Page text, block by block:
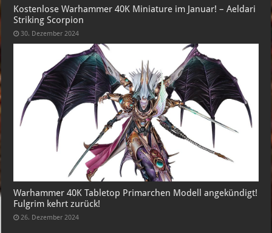
Kostenlose Warhammer 40K Miniature im Januar! – Aeldari
Striking Scorpion
30. Dezember 2024
Warhammer 40K Tabletop Primarchen Modell angekündigt!
Fulgrim kehrt zurück!
26. Dezember 2024